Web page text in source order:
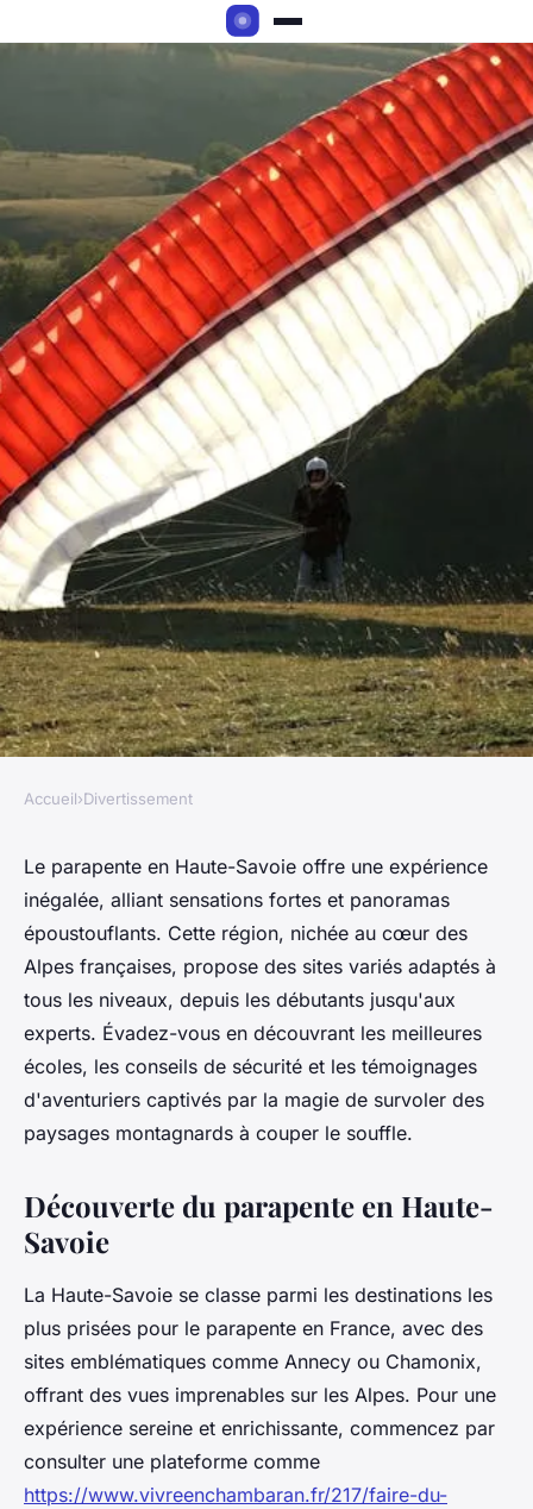
Parapente en haute savoie :
l'envol vers un rêve alpin
Louis• 18 décembre 2024•4 min de lecture
Accueil›Divertissement
Le parapente en Haute-Savoie offre une expérience
inégalée, alliant sensations fortes et panoramas
époustouflants. Cette région, nichée au cœur des
Alpes françaises, propose des sites variés adaptés à
tous les niveaux, depuis les débutants jusqu'aux
experts. Évadez-vous en découvrant les meilleures
écoles, les conseils de sécurité et les témoignages
d'aventuriers captivés par la magie de survoler des
paysages montagnards à couper le souffle.
Découverte du parapente en Haute-
Savoie
La Haute-Savoie se classe parmi les destinations les
plus prisées pour le parapente en France, avec des
sites emblématiques comme Annecy ou Chamonix,
offrant des vues imprenables sur les Alpes. Pour une
expérience sereine et enrichissante, commencez par
consulter une plateforme comme
https://www.vivreenchambaran.fr/217/faire-du-